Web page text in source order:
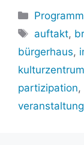
Kategorien
Programm
auftakt,
bürgerhaus,
kulturzentrum
partizipation,
veranstaltung